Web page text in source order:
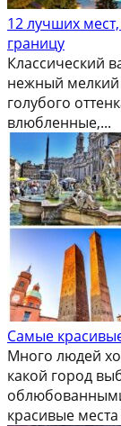
12 лучших
границу
Классический
нежный мелкий
голубого
влюбленные,...
Самые
Много людей
какой город
красивые места